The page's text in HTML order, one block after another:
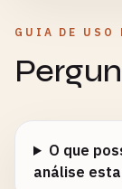
GUIA DE USO
O que
análise